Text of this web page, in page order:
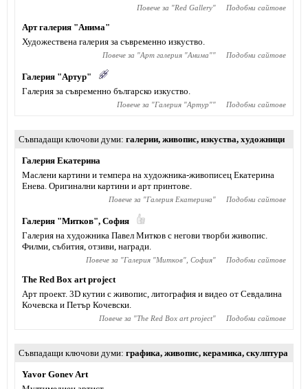
Повече за "Red Gallery" Подобни сайтове
Арт галерия "Анима"
Художествена галерия за съвременно изкуство.
Повече за "Арт галерия "Анима"" Подобни сайтове
Галерия "Артур"
Галерия за съвременно българско изкуство.
Повече за "Галерия "Артур"" Подобни сайтове
Съвпадащи ключови думи галерии, живопис, изкуства, художници
Галерия Екатерина
Маслени картини и темпера на художника-живописец Екатерина
Енева. Оригинални картини и арт принтове.
Повече за "Галерия Екатерина" Подобни сайтове
Галерия "Митков", София
Галерия на художника Павел Митков с негови творби живопис.
Филми, събития, отзиви, награди.
Повече за "Галерия "Митков", София" Подобни сайтове
The Red Box art project
Арт проект. 3D кутии с живопис, литография и видео от Севдалина
Кочевска и Петър Кочевски.
Повече за "The Red Box art project" Подобни сайтове
Съвпадащи ключови думи графика, живопис, керамика, скулптура
Yavor Gonev Art